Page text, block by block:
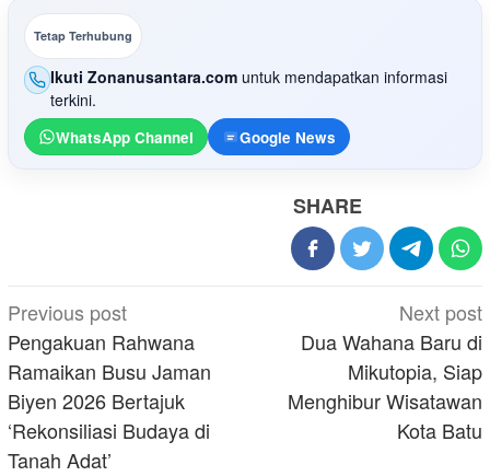
Tetap Terhubung
Ikuti Zonanusantara.com untuk mendapatkan informasi
terkini.
WhatsApp Channel Google News
SHARE
Post
navigation
Previous post
Pengakuan Rahwana
Ramaikan Busu Jaman
Biyen 2026 Bertajuk
‘Rekonsiliasi Budaya di
Tanah Adat’
Next post
Dua Wahana Baru di
Mikutopia, Siap
Menghibur Wisatawan
Kota Batu